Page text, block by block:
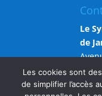
Le
de
5100
Les cookies sont
de simplifier l’accès